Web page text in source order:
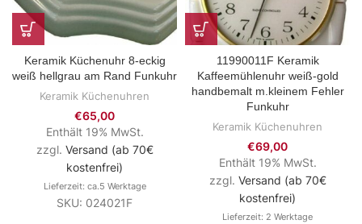
Keramik Küchenuhr 8-eckig
weiß hellgrau am Rand Funkuhr
Keramik Küchenuhren
€65,00
Enthält 19% MwSt.
zzgl. Versand (ab 70€
kostenfrei)
Lieferzeit: ca.5 Werktage
SKU: 024021F
11990011F Keramik
Kaffeemühlenuhr weiß-gold
handbemalt m.kleinem Fehler
Funkuhr
Keramik Küchenuhren
€69,00
Enthält 19% MwSt.
zzgl. Versand (ab 70€
kostenfrei)
Lieferzeit: 2 Werktage